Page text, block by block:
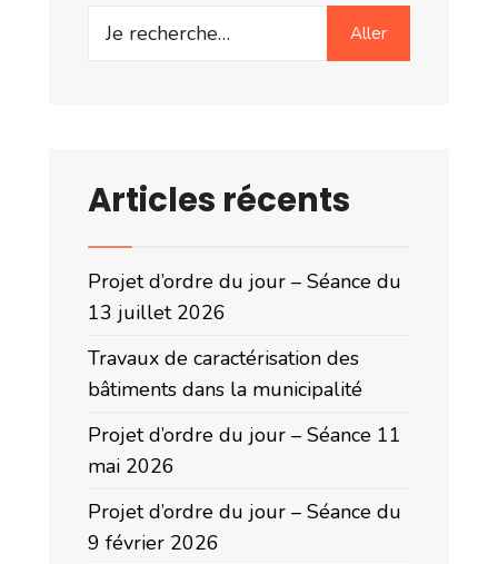
Search
Aller
Articles récents
Projet d’ordre du jour – Séance du
13 juillet 2026
Travaux de caractérisation des
bâtiments dans la municipalité
Projet d’ordre du jour – Séance 11
mai 2026
Projet d’ordre du jour – Séance du
9 février 2026